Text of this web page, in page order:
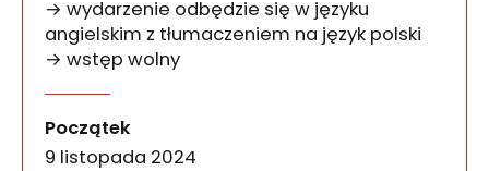
→ wydarzenie odbędzie się w języku
angielskim z tłumaczeniem na język polski
→ wstęp wolny
W sobotę po oficjalnym otwarciu wystawy
Początek
9 listopada 2024